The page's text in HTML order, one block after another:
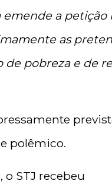
a petição
as
de pobreza e de
polêmico.
STJ recebeu